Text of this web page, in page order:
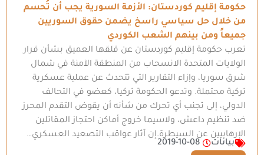
حكومة إقليم كوردستان: الأزمة السورية يجب أن تُحسم
من خلال حل سياسي راسخ يضمن حقوق السوريين
جميعاً ومن بينهم الشعب الكوردي
تعرب حكومة إقليم كوردستان عن قلقها العميق بشأن قرار
الولايات المتحدة الانسحاب من المنطقة الآمنة في شمال
شرق سوريا، وإزاء التقارير التي تتحدث عن عملية عسكرية
تركية محتملة. وتدعو الحكومة تركيا، كعضو في التحالف
الدولي، إلى تجنب أي تحرك من شأنه أن يقوض التقدم المحرز
ضد تنظيم داعش، ولاسيما خروج أماكن احتجاز المقاتلين
الإرهابيين عن السيطرة.إن آثار عواقب التصعيد العسكري…
بيانات
2019-10-08